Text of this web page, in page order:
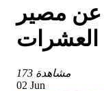
عن مصير
العشرات
173 مشاهدة
02 Jun